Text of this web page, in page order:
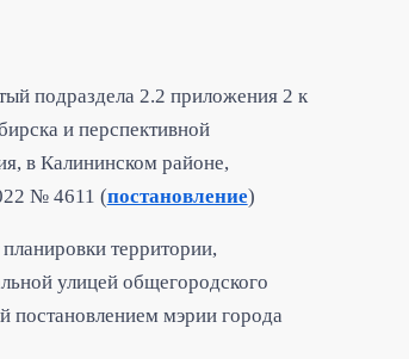
подраздела 2.2 приложения 2 к
и перспективной
в Калининском районе,
№ 4611 (постановление)
территории,
улицей общегородского
постановлением мэрии города